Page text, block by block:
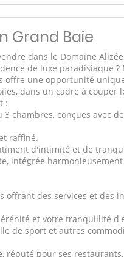
Grand Baie
dans le Domaine
de luxe paradisiaque ?
offre une opportunité
dans un cadre à couper
:
3 chambres, conçues avec
raffiné.
d'intimité et de
intégrée
offrant des services et des
et votre tranquillité
de sport et autres
réputé pour ses